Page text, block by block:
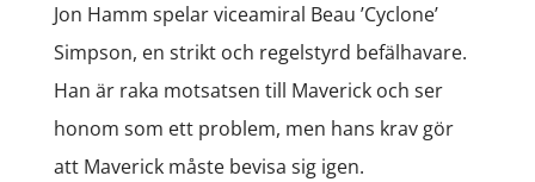
Jon Hamm spelar viceamiral Beau ’Cyclone’
Simpson, en strikt och regelstyrd befälhavare.
Han är raka motsatsen till Maverick och ser
honom som ett problem, men hans krav gör
att Maverick måste bevisa sig igen.